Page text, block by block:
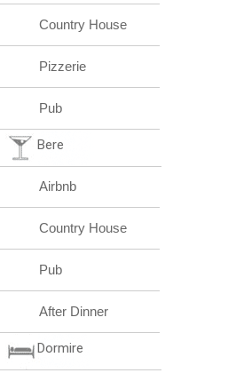
Country House
Pizzerie
Pub
Bere
Airbnb
Country House
Pub
After Dinner
Dormire